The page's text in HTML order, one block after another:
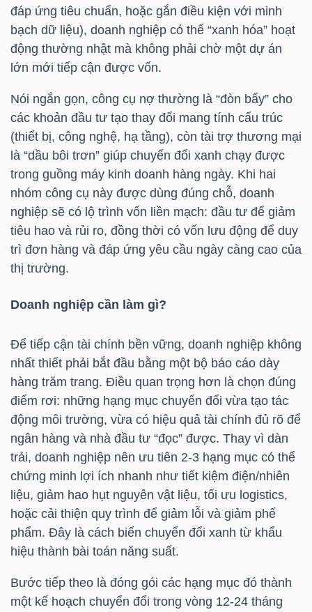
đáp ứng tiêu chuẩn, hoặc gắn điều kiện với minh
bạch dữ liệu), doanh nghiệp có thể “xanh hóa” hoạt
động thường nhật mà không phải chờ một dự án
lớn mới tiếp cận được vốn.
Nói ngắn gọn, công cụ nợ thường là “đòn bẩy” cho
các khoản đầu tư tạo thay đổi mang tính cấu trúc
(thiết bị, công nghệ, hạ tầng), còn tài trợ thương mại
là “dầu bôi trơn” giúp chuyển đổi xanh chạy được
trong guồng máy kinh doanh hàng ngày. Khi hai
nhóm công cụ này được dùng đúng chỗ, doanh
nghiệp sẽ có lộ trình vốn liền mạch: đầu tư để giảm
tiêu hao và rủi ro, đồng thời có vốn lưu động để duy
trì đơn hàng và đáp ứng yêu cầu ngày càng cao của
thị trường.
Doanh nghiệp cần làm gì?
Để tiếp cận tài chính bền vững, doanh nghiệp không
nhất thiết phải bắt đầu bằng một bộ báo cáo dày
hàng trăm trang. Điều quan trọng hơn là chọn đúng
điểm rơi: những hạng mục chuyển đổi vừa tạo tác
động môi trường, vừa có hiệu quả tài chính đủ rõ để
ngân hàng và nhà đầu tư “đọc” được. Thay vì dàn
trải, doanh nghiệp nên ưu tiên 2-3 hạng mục có thể
chứng minh lợi ích nhanh như tiết kiệm điện/nhiên
liệu, giảm hao hụt nguyên vật liệu, tối ưu logistics,
hoặc cải thiện quy trình để giảm lỗi và giảm phế
phẩm. Đây là cách biến chuyển đổi xanh từ khẩu
hiệu thành bài toán năng suất.
Bước tiếp theo là đóng gói các hạng mục đó thành
một kế hoạch chuyển đổi trong vòng 12-24 tháng
YẾU
TIÊU
DÙNG
THIẾT
YẾU
CHĂM
SÓC
SỨC
TÀI
CHÍNH
CÔNG
NGHỆ
THÔNG